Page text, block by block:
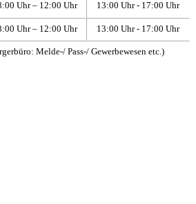
Uhr – 12:00 Uhr 13:00 Uhr - 17:00 Uhr
Uhr – 12:00 Uhr 13:00 Uhr - 17:00 Uhr
Melde-/ Pass-/ Gewerbewesen etc.)